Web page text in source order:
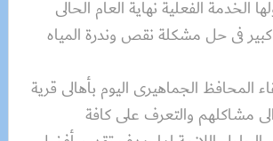
الخدمة الفعلية نهاية العام الحالى
فى حل مشكلة نقص وندرة المياه
المحافظ الجماهيرى اليوم بأهالى قرية
مشاكلهم والتعرف على كافة